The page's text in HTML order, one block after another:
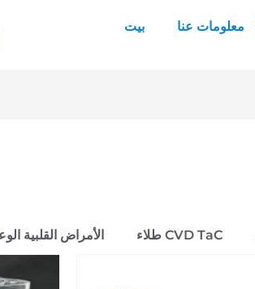
بيت معلومات عنا
الأمراض القلبية طلاء CVD TaC